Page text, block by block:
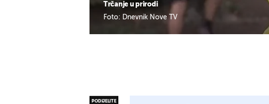
Trčanje u prirodi
Foto: Dnevnik Nove TV
PODIJELITE